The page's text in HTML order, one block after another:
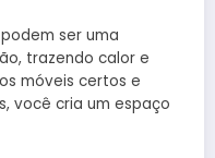
podem ser uma
trazendo calor e
móveis certos e
você cria um espaço